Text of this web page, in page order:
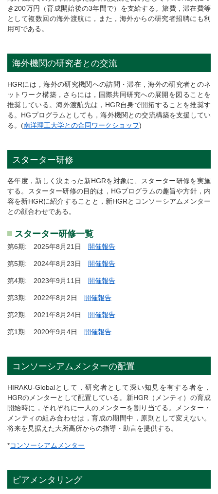
き200万円（育成開始後の3年間で）を支給する。旅費，滞在費等
として複数回の海外渡航に，また，海外からの研究者招聘にも利
用可である。
海外機関の研究者との交流
HGRには，海外の研究機関への訪問・滞在，海外の研究者とのネ
ットワーク構築，さらには，国際共同研究への展開を図ることを
推奨している。海外渡航先は，HGR自身で開拓することを推奨す
る。HGプログラムとしても，海外機関との交流構築を支援してい
る。(南洋理工大学との合同ワークショップ)
スターター研修
各年度，新しく決まった新HGRを対象に、スターター研修を実施
する。スターター研修の目的は，HGプログラムの趣旨や方針，内
容を新HGRに紹介することと，新HGRとコンソーシアムメンター
との顔合わせである。
スターター研修一覧
第6期: 2025年8月21日 開催報告
第5期: 2024年8月23日 開催報告
第4期: 2023年9月11日 開催報告
第3期: 2022年8月2日 開催報告
第2期: 2021年8月24日 開催報告
第1期: 2020年9月4日 開催報告
コンソーシアムメンターの配置
HIRAKU-Globalとして，研究者として深い知見を有する者を，
HGRのメンターとして配置している。新HGR（メンティ）の育成
開始時に，それぞれに一人のメンターを割り当てる。メンター・
メンティの組み合わせは，育成の期間中，原則として変えない。
将来を見据えた大所高所からの指導・助言を提供する。
*コンソーシアムメンター
ピアメンタリング